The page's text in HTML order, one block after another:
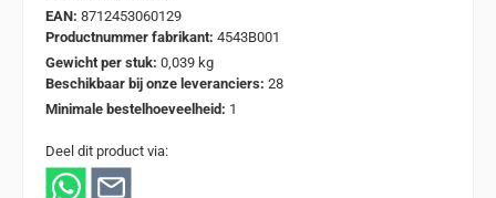
EAN: 8712453060129
Productnummer fabrikant: 4543B001
Gewicht per stuk: 0,039 kg
Beschikbaar bij onze leveranciers: 28
Minimale bestelhoeveelheid: 1
Deel dit product via: